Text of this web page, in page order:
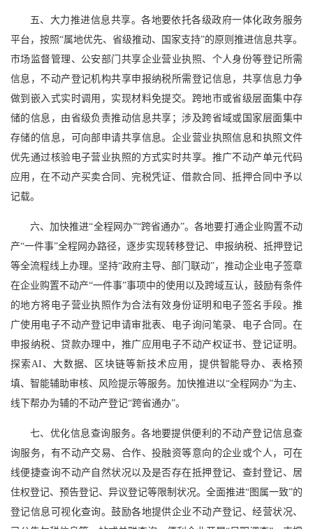
五、大力推进信息共享。各地要依托各级政府一体化政务服务
平台，按照“属地优先、省级推动、国家支持”的原则推进信息共享。
市场监督管理、公安部门共享企业营业执照、个人身份等登记所需
信息，不动产登记机构共享申报纳税所需登记信息，共享信息力争
做到嵌入式实时调用，实现材料免提交。跨地市或省级层面集中存
储的信息，由省级负责推动信息共享；涉及跨省域或国家层面集中
存储的信息，可向部申请共享信息。企业营业执照信息和执照文件
优先通过核验电子营业执照的方式实时共享。推广不动产单元代码
应用，在不动产买卖合同、完税凭证、借款合同、抵押合同中予以
记载。
六、加快推进“全程网办”“跨省通办”。各地要打通企业购置不动
产“一件事”全程网办路径，逐步实现转移登记、申报纳税、抵押登记
等全流程线上办理。坚持“政府主导、部门联动”，推动企业电子签章
在企业购置不动产“一件事”事项中的使用以及跨域互认，鼓励有条件
的地方将电子营业执照作为合法有效身份证明和电子签名手段。推
广使用电子不动产登记申请审批表、电子询问笔录、电子合同。在
申报纳税、贷款办理中，推广应用电子不动产权证书、登记证明。
探索AI、大数据、区块链等新技术应用，提供智能导办、表格预
填、智能辅助审核、风险提示等服务。加快推进以“全程网办”为主、
线下帮办为辅的不动产登记“跨省通办”。
七、优化信息查询服务。各地要提供便利的不动产登记信息查
询服务，有不动产交易、合作、投融资等意向的企业或个人，可在
线便捷查询不动产自然状况以及是否存在抵押登记、查封登记、居
住权登记、预告登记、异议登记等限制状况。全面推进“图属一致”的
登记信息可视化查询。鼓励各地提供企业不动产登记、经营状况、